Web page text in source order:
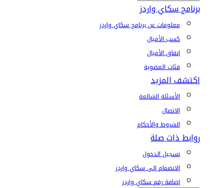
برنامج سكاي واردز
معلومات عن برنامج سكاي واردز
كسب الأميال
إنفاق الأميال
فئات العضوية
اكتشف المزيد
الأسئلة الشائعة
الاتصال
الشروط والأحكام
روابط ذات صلة
تسجيل الدخول
الانضمام إلى سكاي واردز
إضافة رقم سكاي واردز